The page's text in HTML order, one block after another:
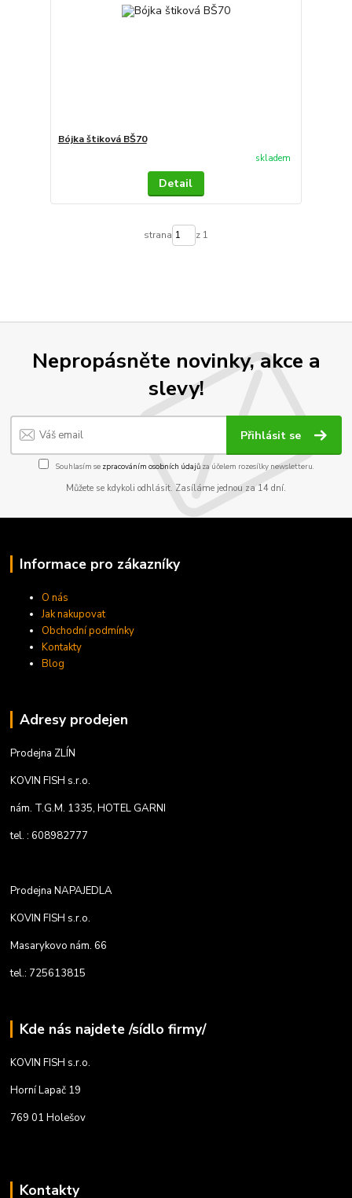
Bójka štiková BŠ70
skladem
Detail
strana z 1
Nepropásněte novinky, akce a
slevy!
Přihlásit se
Souhlasím se zpracováním osobních údajůza účelem rozesílky newsletteru.
Můžete se kdykoli odhlásit. Zasíláme jednou za 14 dní.
Informace pro zákazníky
O nás
Jak nakupovat
Obchodní podmínky
Kontakty
Blog
Adresy prodejen
Prodejna ZLÍN
KOVIN FISH s.r.o.
nám. T.G.M. 1335, HOTEL GARNI
tel. : 608982777
Prodejna NAPAJEDLA
KOVIN FISH s.r.o.
Masarykovo nám. 66
tel.: 725613815
Kde nás najdete /sídlo firmy/
KOVIN FISH s.r.o.
Horní Lapač 19
769 01 Holešov
Kontakty